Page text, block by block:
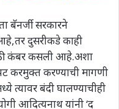
बॅनर्जी सरकारने
दुसरीकडे काही
कंबर कसली आहे.अशा
करमुक्त करण्याची मागणी
त्यावर बंदी घालण्याचीही
आदित्यनाथ यांनी ‘द